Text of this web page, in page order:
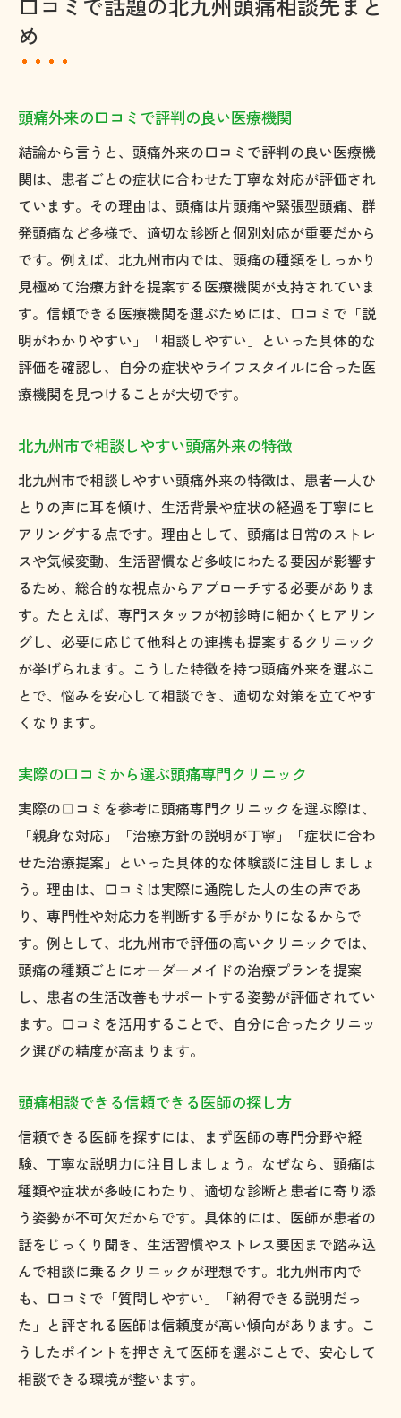
め
頭痛外来の口コミで評判の良い医療機関
結論から言うと、頭痛外来の口コミで評判の良い医療機
関は、患者ごとの症状に合わせた丁寧な対応が評価され
ています。その理由は、頭痛は片頭痛や緊張型頭痛、群
発頭痛など多様で、適切な診断と個別対応が重要だから
です。例えば、北九州市内では、頭痛の種類をしっかり
見極めて治療方針を提案する医療機関が支持されていま
す。信頼できる医療機関を選ぶためには、口コミで「説
明がわかりやすい」「相談しやすい」といった具体的な
評価を確認し、自分の症状やライフスタイルに合った医
療機関を見つけることが大切です。
北九州市で相談しやすい頭痛外来の特徴
北九州市で相談しやすい頭痛外来の特徴は、患者一人ひ
とりの声に耳を傾け、生活背景や症状の経過を丁寧にヒ
アリングする点です。理由として、頭痛は日常のストレ
スや気候変動、生活習慣など多岐にわたる要因が影響す
るため、総合的な視点からアプローチする必要がありま
す。たとえば、専門スタッフが初診時に細かくヒアリン
グし、必要に応じて他科との連携も提案するクリニック
が挙げられます。こうした特徴を持つ頭痛外来を選ぶこ
とで、悩みを安心して相談でき、適切な対策を立てやす
くなります。
実際の口コミから選ぶ頭痛専門クリニック
実際の口コミを参考に頭痛専門クリニックを選ぶ際は、
「親身な対応」「治療方針の説明が丁寧」「症状に合わ
せた治療提案」といった具体的な体験談に注目しましょ
う。理由は、口コミは実際に通院した人の生の声であ
り、専門性や対応力を判断する手がかりになるからで
す。例として、北九州市で評価の高いクリニックでは、
頭痛の種類ごとにオーダーメイドの治療プランを提案
し、患者の生活改善もサポートする姿勢が評価されてい
ます。口コミを活用することで、自分に合ったクリニッ
ク選びの精度が高まります。
頭痛相談できる信頼できる医師の探し方
信頼できる医師を探すには、まず医師の専門分野や経
験、丁寧な説明力に注目しましょう。なぜなら、頭痛は
種類や症状が多岐にわたり、適切な診断と患者に寄り添
う姿勢が不可欠だからです。具体的には、医師が患者の
話をじっくり聞き、生活習慣やストレス要因まで踏み込
んで相談に乗るクリニックが理想です。北九州市内で
も、口コミで「質問しやすい」「納得できる説明だっ
た」と評される医師は信頼度が高い傾向があります。こ
うしたポイントを押さえて医師を選ぶことで、安心して
相談できる環境が整います。